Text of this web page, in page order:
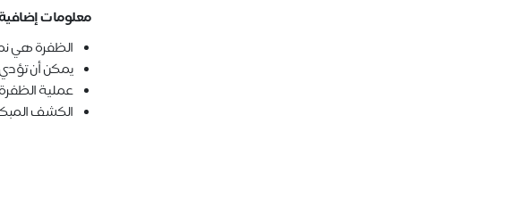
معلومات
الظفرة هي
يمكن أن تؤدي
عملية
الكشف